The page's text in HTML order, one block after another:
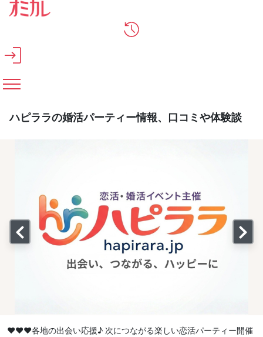
メインコンテンツへスキップ
ハピララの婚活パーティー情報、口コミや体験談
♥♥♥各地の出会い応援♪ 次につながる楽しい恋活パーティー開催